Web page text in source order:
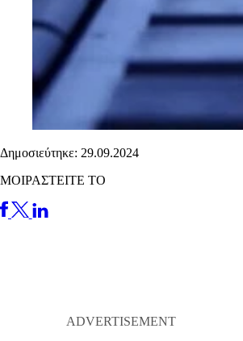
Δημοσιεύτηκε: 29.09.2024
ΜΟΙΡΑΣΤΕΙΤΕ ΤΟ